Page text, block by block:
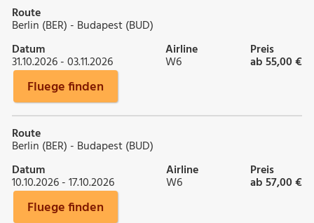
Route
Berlin (BER) - Budapest (BUD)
Datum
31.10.2026 - 03.11.2026
Airline
W6
Preis
ab 55,00 €
Fluege finden
Route
Berlin (BER) - Budapest (BUD)
Datum
10.10.2026 - 17.10.2026
Airline
W6
Preis
ab 57,00 €
Fluege finden